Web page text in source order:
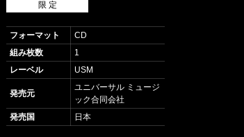
限 定
フォーマット
CD
組み枚数
1
レーベル
USM
発売元
ユニバーサル ミュージ
ック合同会社
発売国
日本